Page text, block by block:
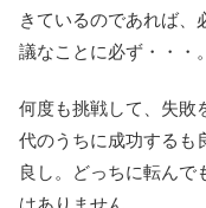
きているのであれば、
議なことに必ず・・・。
何度も挑戦して、失敗
代のうちに成功するも
良し。どっちに転んで
はありません。